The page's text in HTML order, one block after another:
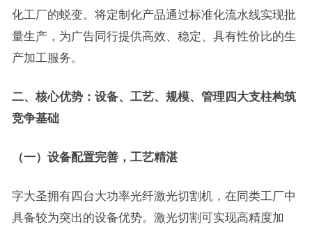
化工厂的蜕变。将定制化产品通过标准化流水线实现批
量生产，为广告同行提供高效、稳定、具有性价比的生
产加工服务。
二、核心优势：设备、工艺、规模、管理四大支柱构筑
竞争基础
（一）设备配置完善，工艺精湛
字大圣拥有四台大功率光纤激光切割机，在同类工厂中
具备较为突出的设备优势。激光切割可实现高精度加